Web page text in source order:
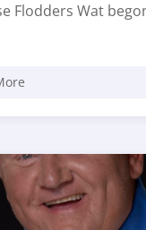
Flodders Wat